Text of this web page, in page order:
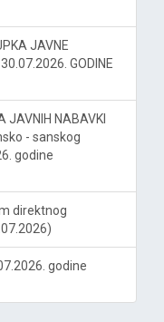
JAVNE
GODINE
JAVNIH NABAVKI
- sanskog
godine
direktnog
godine